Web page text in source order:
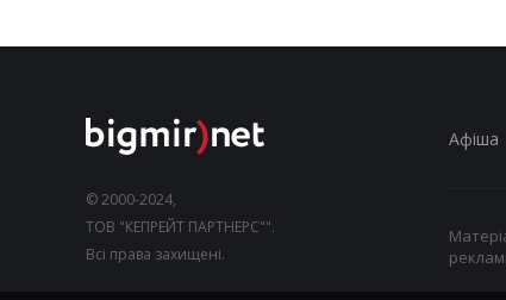
© 2000-2024,
ТОВ "КЕПРЕЙТ ПАРТНЕРС"".
Всі права захищені.
Афіша